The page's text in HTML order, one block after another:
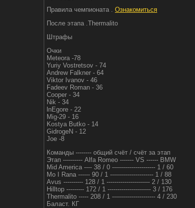
Правила чемпионата . Ознакомиться
После этапа .Thermalito
Штрафы
Очки
Meteora -78
Yuriy Vostretsov - 74
Andrew Falkner - 64
Viktor Ivanov - 46
Fadeev Roman - 36
Cooper - 34
Nik - 34
lnEgore - 22
Mig-29 - 16
Kostya Butko - 14
GidrogeN - 12
Joe -8
Команды -------- общий счёт / счёт за этап
Этап ---------- Alfa Romeo ------- VS ------ BMW
Mid America ---- 38 / 0 ---------------------- 1 / 60
Mo I Rana ------ 90 / 1 ---------------------- 1 / 88
Avus ---------- 128 / 1 ---------------------- 2 / 130
Hilltop --------- 172 / 1 ---------------------- 3 / 176
Thermalito ----- 208 / 1 ---------------------- 4 / 230
Баласт. КГ